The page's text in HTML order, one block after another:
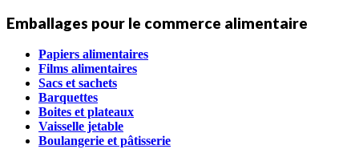
Emballages pour le commerce alimentaire
Papiers alimentaires
Films alimentaires
Sacs et sachets
Barquettes
Boites et plateaux
Vaisselle jetable
Boulangerie et pâtisserie